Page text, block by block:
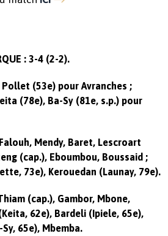
: 3-4 (2-2).
(53e) pour Avranches ;
(78e), Ba-Sy (81e, s.p.) pour
Falouh, Mendy, Baret, Lescroart
(cap.), Eboumbou, Boussaid ;
73e), Kerouedan (Launay, 79e).
(cap.), Gambor, Mbone,
62e), Bardeli (Ipiele, 65e),
65e), Mbemba.